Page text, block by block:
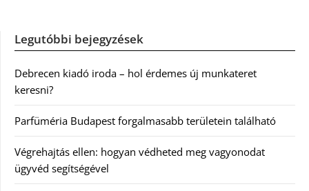
Legutóbbi bejegyzések
Debrecen kiadó iroda – hol érdemes új munkateret
keresni?
Parfüméria Budapest forgalmasabb területein található
Végrehajtás ellen: hogyan védheted meg vagyonodat
ügyvéd segítségével